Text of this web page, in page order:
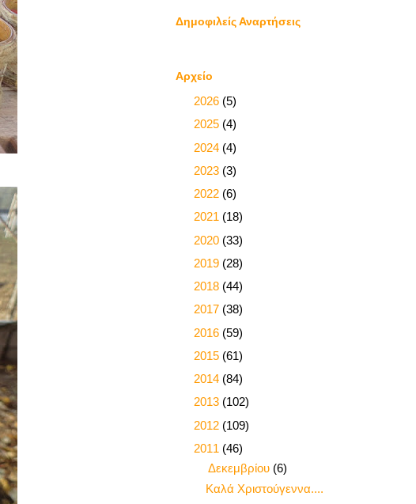
Δημοφιλείς Αναρτήσεις
Αρχείο
2026 (5)
2025 (4)
2024 (4)
2023 (3)
2022 (6)
2021 (18)
2020 (33)
2019 (28)
2018 (44)
2017 (38)
2016 (59)
2015 (61)
2014 (84)
2013 (102)
2012 (109)
2011 (46)
Δεκεμβρίου (6)
Καλά Χριστούγεννα....